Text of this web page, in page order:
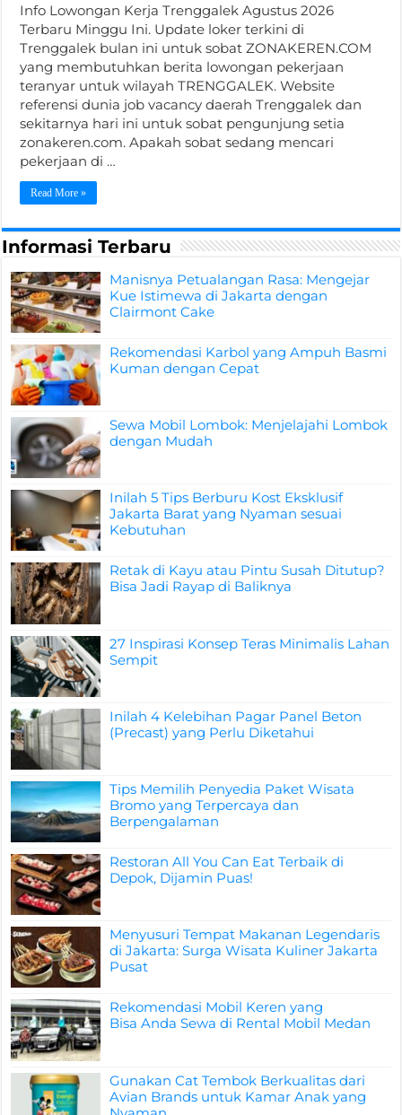
Info Lowongan Kerja Trenggalek Agustus 2026
Terbaru Minggu Ini. Update loker terkini di
Trenggalek bulan ini untuk sobat ZONAKEREN.COM
yang membutuhkan berita lowongan pekerjaan
teranyar untuk wilayah TRENGGALEK. Website
referensi dunia job vacancy daerah Trenggalek dan
sekitarnya hari ini untuk sobat pengunjung setia
zonakeren.com. Apakah sobat sedang mencari
pekerjaan di …
Read More »
Informasi Terbaru
Manisnya Petualangan Rasa: Mengejar
Kue Istimewa di Jakarta dengan
Clairmont Cake
Rekomendasi Karbol yang Ampuh Basmi
Kuman dengan Cepat
Sewa Mobil Lombok: Menjelajahi Lombok
dengan Mudah
Inilah 5 Tips Berburu Kost Eksklusif
Jakarta Barat yang Nyaman sesuai
Kebutuhan
Retak di Kayu atau Pintu Susah Ditutup?
Bisa Jadi Rayap di Baliknya
27 Inspirasi Konsep Teras Minimalis Lahan
Sempit
Inilah 4 Kelebihan Pagar Panel Beton
(Precast) yang Perlu Diketahui
Tips Memilih Penyedia Paket Wisata
Bromo yang Terpercaya dan
Berpengalaman
Restoran All You Can Eat Terbaik di
Depok, Dijamin Puas!
Menyusuri Tempat Makanan Legendaris
di Jakarta: Surga Wisata Kuliner Jakarta
Pusat
Rekomendasi Mobil Keren yang
Bisa Anda Sewa di Rental Mobil Medan
Gunakan Cat Tembok Berkualitas dari
Avian Brands untuk Kamar Anak yang